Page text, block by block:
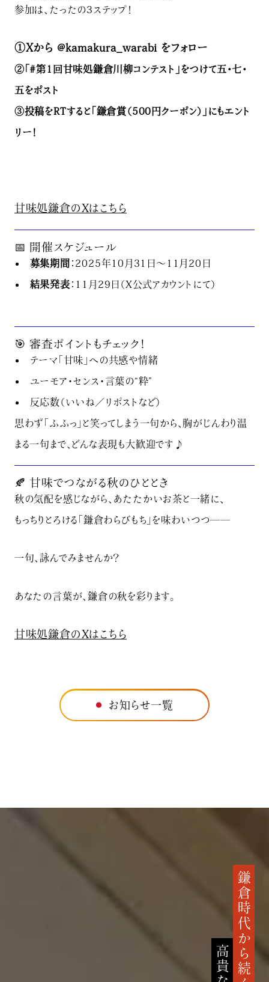
参加は、たったの3ステップ！
①Xから @kamakura_warabi をフォロー
②「#第1回甘味処鎌倉川柳コンテスト」をつけて五・七・
五をポスト
③投稿をRTすると「鎌倉賞（500円クーポン）」にもエント
リー！
甘味処鎌倉のXはこちら
📅 開催スケジュール
募集期間 ：2025年10月31日〜11月20日
結果発表 ：11月29日（X公式アカウントにて）
🎯 審査ポイントもチェック！
テーマ「甘味」への共感や情緒
ユーモア・センス・言葉の“粋”
反応数（いいね／リポストなど）
思わず「ふふっ」と笑ってしまう一句から、胸がじんわり温
まる一句まで、どんな表現も大歓迎です♪
🍂 甘味でつながる秋のひととき
秋の気配を感じながら、あたたかいお茶と一緒に、
もっちりとろける「鎌倉わらびもち」を味わいつつ――
一句、詠んでみませんか？
あなたの言葉が、鎌倉の秋を彩ります。
甘味処鎌倉のXはこちら
お知らせ一覧
鎌倉時代から続く